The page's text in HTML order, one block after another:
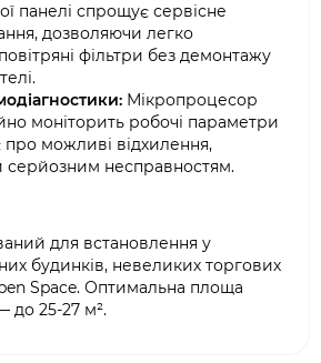
панелі спрощує сервісне
дозволяючи легко
фільтри без демонтажу
Мікропроцесор
моніторить робочі параметри
про можливі відхилення,
серйозним несправностям.
для встановлення у
будинків, невеликих торгових
Space. Оптимальна площа
до 25-27 м².